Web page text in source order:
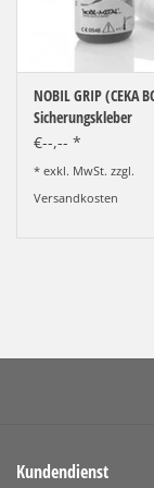
NOBIL GRIP (CEKA
Sicherungskleber
€--,-- *
* exkl. MwSt. zzgl.
Versandkosten
Kundendienst